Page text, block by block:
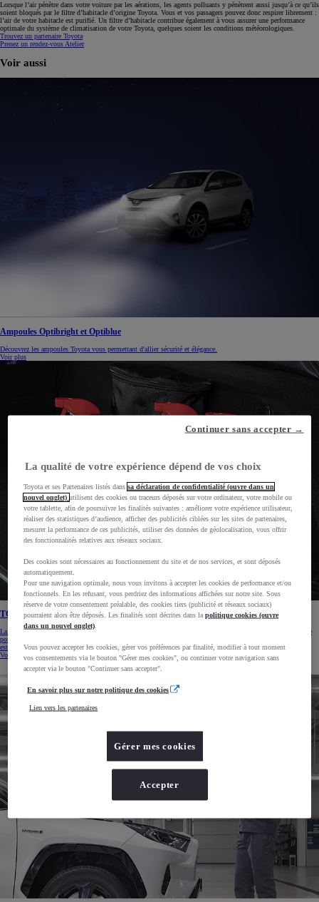
Lorsque l’air pénètre dans votre voiture par les aérations, les agents polluants y pénètrent aussi jusqu’à ce qu’ils
soient bloqués par le filtre d’habitacle d’origine Toyota. Vous et vos passagers pouvez donc respirer librement :
l’air de votre habitacle est purifié. Un filtre d’habitacle contribue également à vous assurer une performance
optimale du système de climatisation de votre Toyota, quelques soient les conditions météorologiques.
Trouvez un partenaire Toyota
Prenez un rendez-vous Atelier
Voir aussi
Ampoules Optibright et Optiblue
Découvrez les ampoules Toyota vous permettant d'allier sécurité et élégance.
Voir plus
TOYOTA CARCARE : produits d'entretien
La gamme de produits d’entretien Toyota Carcare vous aide à nettoyer et protéger l’intérieur de votre véhicule
pour le garder en bon état. Ils donnent à votre véhicule davantage d’allure. Non seulement ils préservent son
esthétique, mais ils protègent également l’environnement et vous par la même occasion.
Voir plus
La qualité de votre expérience dépend de vos choix
Toyota et ses Partenaires listés danssa déclaration de confidentialité (ouvre dans un
nouvel onglet) utilisent des cookies ou traceurs déposés sur votre ordinateur, votre mobile ou
votre tablette, afin de poursuivre les finalités suivantes : améliorer votre expérience utilisateur,
réaliser des statistiques d’audience, afficher des publicités ciblées sur les sites de partenaires,
mesurer la performance de ces publicités, utiliser des données de géolocalisation, vous offrir
des fonctionnalités relatives aux réseaux sociaux.
Des cookies sont nécessaires au fonctionnement du site et de nos services, et sont déposés
automatiquement.
Pour une navigation optimale, nous vous invitons à accepter les cookies de performance et/ou
fonctionnels. En les refusant, vous perdriez des informations affichées sur notre site. Sous
réserve de votre consentement préalable, des cookies tiers (publicité et réseaux sociaux)
pourraient alors être déposés. Les finalités sont décrites dans lapolitique cookies (ouvre
dans un nouvel onglet)
Vous pouvez accepter les cookies, gérer vos préférences par finalité, modifier à tout moment
vos consentements via le bouton "Gérer mes cookies", ou continuer votre navigation sans
accepter via le bouton "Continuer sans accepter".
En savoir plus sur notre politique des cookies
Lien vers les partenaires
Gérer mes cookies
Continuer sans accepter →
Accepter